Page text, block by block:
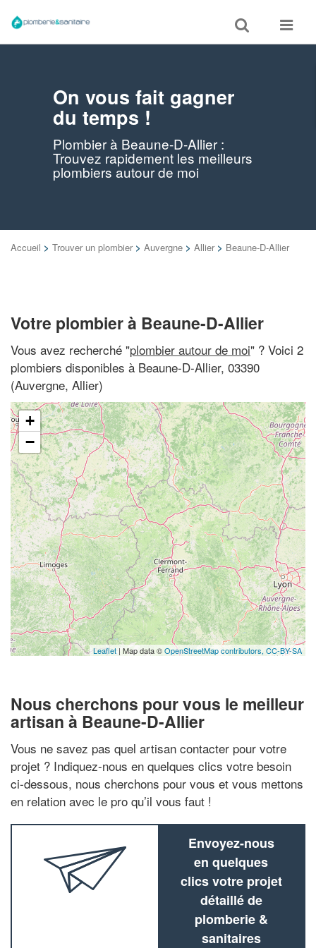
Toggle
search
Toggle
On vous fait gagner
du temps !
Plombier à Beaune-D-Allier :
Trouvez rapidement les meilleurs
plombiers autour de moi
Accueil > Trouver un plombier > Auvergne > Allier > Beaune-D-Allier
Votre plombier à Beaune-D-Allier
Vous avez recherché "plombier autour de moi" ? Voici 2
plombiers disponibles à Beaune-D-Allier, 03390
(Auvergne, Allier)
+
−
Leaflet | Map data ©OpenStreetMap contributors, CC-BY-SA
Nous cherchons pour vous le meilleur
artisan à Beaune-D-Allier
Vous ne savez pas quel artisan contacter pour votre
projet ? Indiquez-nous en quelques clics votre besoin
ci-dessous, nous cherchons pour vous et vous mettons
en relation avec le pro qu’il vous faut !
Envoyez-nous
en quelques
clics votre projet
détaillé de
plomberie &
sanitaires